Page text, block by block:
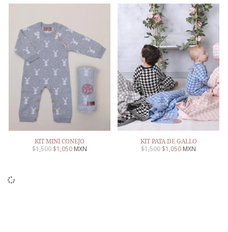
KIT MINI CONEJO
$1,500 $1,050 MXN
KIT PATA DE GALLO
$1,500 $1,050 MXN